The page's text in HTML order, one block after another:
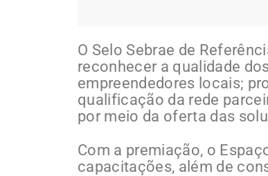
O Selo Sebrae de
reconhecer a qualidade
empreendedores locais;
qualificação da rede
por meio da oferta das
Com a premiação, o
capacitações, além de